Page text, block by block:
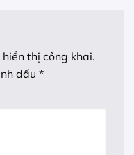
thị công khai.
dấu *